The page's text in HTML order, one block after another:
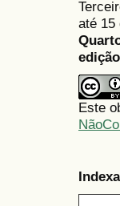
até 15
Este